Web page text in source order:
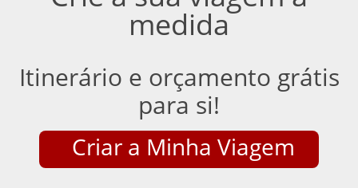
medida
Itinerário e orçamento grátis
para si!
Criar a Minha Viagem